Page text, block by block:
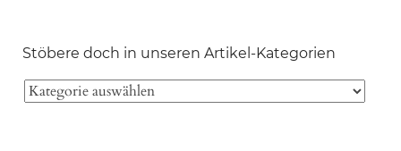
Stöbere doch in unseren Artikel-Kategorien